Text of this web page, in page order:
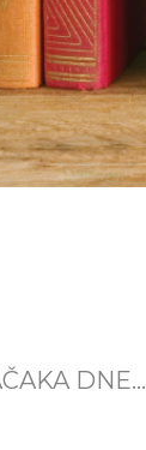
DNE...